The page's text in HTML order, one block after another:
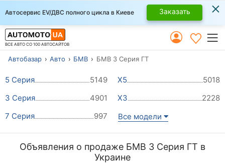
Автосервис EV/ДВС полного цикла в Киеве Заказать ×
ВСЕ АВТО СО 100 АВТОСАЙТОВ
Автобазар Авто БМВ БМВ 3 Серия ГТ
5 Серия 5149 Х5
5018
3 Серия
4901 Х3
2228
7 Серия
997 Все модели
Объявления о продаже БМВ 3 Серия ГТ в
Украине